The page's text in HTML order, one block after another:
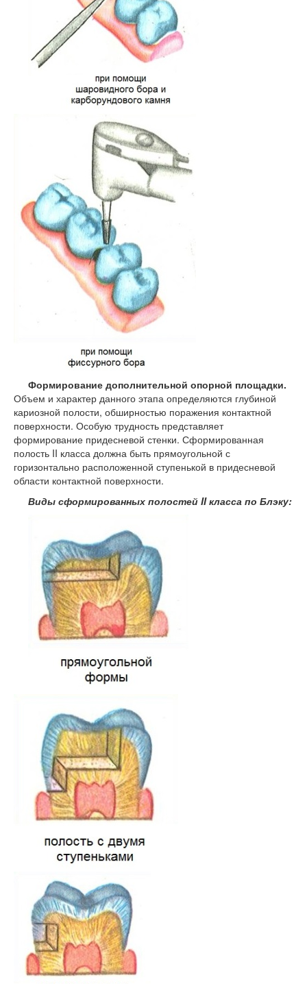
Формирование дополнительной опорной площадки.
Объем и характер данного этапа определяются глубиной
кариозной полости, обширностью поражения контактной
поверхности. Особую трудность представляет
формирование придесневой стенки. Сформированная
полость II класса должна быть прямоугольной с
горизонтально расположенной ступенькой в придесневой
области контактной поверхности.
Виды сформированных полостей II класса по Блэку: